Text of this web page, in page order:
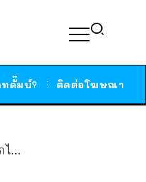
ทดั๊มบ์? ติดต่อโฆษณา
ช่